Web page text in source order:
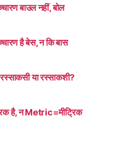
बाउल नहीं, बोल
है बेस, न कि बास
या रस्साकशी?
है, न Metric=मीट्रिक